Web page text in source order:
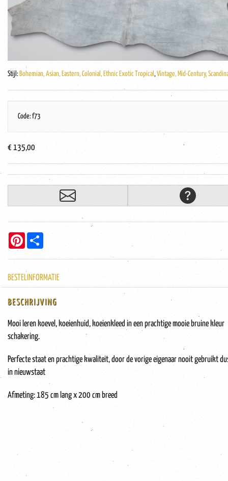
Stijl: Bohemian, Asian, Eastern, Colonial, Ethnic Exotic Tropical ,Vintage, Mid-Century,
Code: f73
€ 135,00
Pinterest
BESTELINFORMATIE
BESCHRIJVING
Mooi leren koevel, koeienhuid, koeienkleed in een prachtige mooie bruine kleur
schakering.
Perfecte staat en prachtige kwaliteit, door de vorige eigenaar nooit gebruikt
in nieuwstaat
Afmeting: 185 cm lang x 200 cm breed